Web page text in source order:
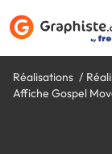
Réalisations
Affiche Gospel